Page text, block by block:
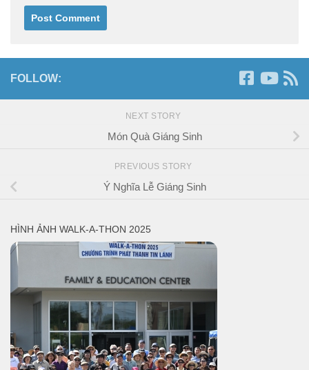
FOLLOW:
NEXT STORY
Món Quà Giáng Sinh
PREVIOUS STORY
Ý Nghĩa Lễ Giáng Sinh
HÌNH ẢNH WALK-A-THON 2025